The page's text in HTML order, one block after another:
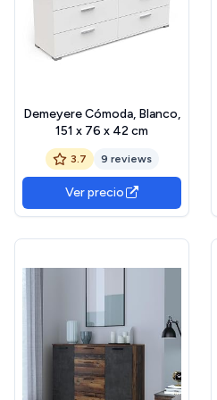
Demeyere Cómoda, Blanco,
151 x 76 x 42 cm
3.7 9 reviews
Ver precio